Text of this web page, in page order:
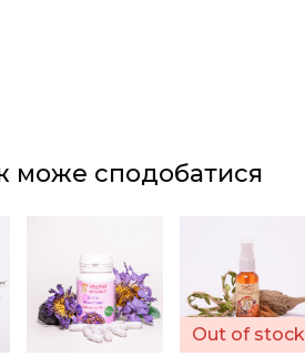
може сподобатися
Out of stock